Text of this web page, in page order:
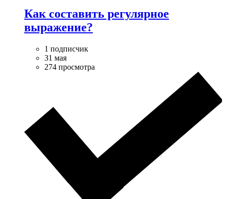
Как составить регулярное
выражение?
1 подписчик
31 мая
274 просмотра